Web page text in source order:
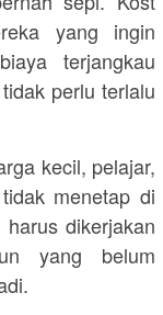
yang ingin
terjangkau
perlu terlalu
kecil, pelajar,
menetap di
dikerjakan
yang belum